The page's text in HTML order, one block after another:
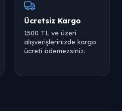
Ücretsiz Kargo
1500 TL ve üzeri
alışverişlerinizde kargo
ücreti ödemezsiniz.